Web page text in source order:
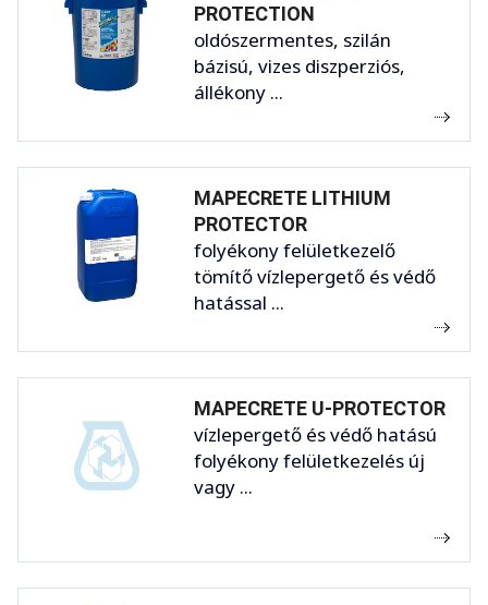
PROTECTION
oldószermentes, szilán
bázisú, vizes diszperziós,
állékony ...
MAPECRETE LITHIUM
PROTECTOR
folyékony felületkezelő
tömítő vízlepergető és védő
hatással ...
MAPECRETE U-PROTECTOR
vízlepergető és védő hatású
folyékony felületkezelés új
vagy ...